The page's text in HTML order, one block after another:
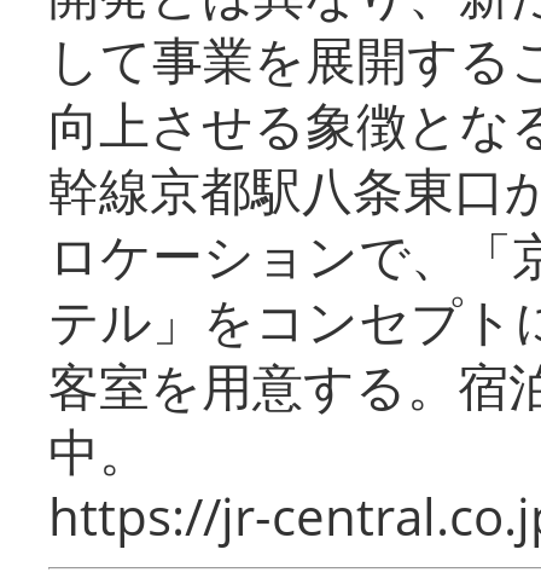
して事業を展開する
向上させる象徴とな
幹線京都駅八条東口
ロケーションで、「
テル」をコンセプト
客室を用意する。宿
中。
https://jr-